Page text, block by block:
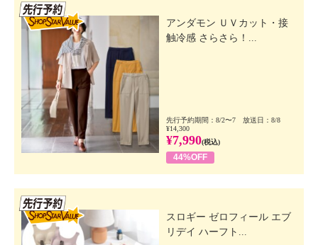
アンダモン ＵＶカット・接
触冷感 さらさら！...
先行予約期間：8/2〜7 放送日：8/8
¥14,300
¥7,990(税込)
44%OFF
スロギー ゼロフィール エブ
リデイ ハーフト...